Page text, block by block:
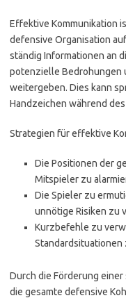
Effektive Kommunikation
defensive Organisation
ständig Informationen an
potenzielle Bedrohungen
weitergeben. Dies kann
Handzeichen während
Strategien für effektive
Die Positionen der
Mitspieler zu
Die Spieler zu
unnötige Risiken zu
Kurzbefehle zu
Standardsituationen
Durch die Förderung
die gesamte defensive